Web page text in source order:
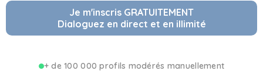
Je m'inscris GRATUITEMENT
Dialoguez en direct et en illimité
+ de 100 000 profils modérés manuellement